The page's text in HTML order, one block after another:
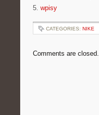
5. wpisy
CATEGORIES: NIKE
Comments are closed.